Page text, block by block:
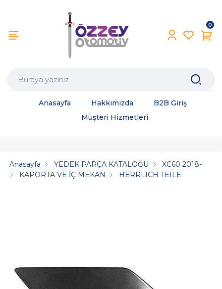
0
Anasayfa Hakkımızda
B2B Giriş
Müşteri Hizmetleri
Anasayfa YEDEK PARÇA KATALOĞU
XC60 2018-
KAPORTA VE İÇ MEKAN
HERRLICH TEILE